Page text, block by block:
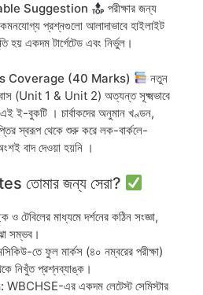
Suggestion
পরীক্ষার জন্য
প্রশ্নগুলো আলাদাভাবে হাইলাইট
হয় একদম টার্গেটেড এবং নির্ভুল।
Coverage (40 Marks)
নতুন
(Unit 1 & Unit 2) অত্যন্ত সূক্ষ্মভাবে
ই-বুকটি । চার্বাকদের অনুমান খণ্ডন,
স্বরূপ থেকে শুরু করে লক-বার্কলে-
বাদ দেওয়া হয়নি ।
তোমার জন্য সেরা?
ও টেবিলের মাধ্যমে দর্শনের কঠিন সংজ্ঞা,
সম্ভব।
তে ফুল মার্কস (৪০ নম্বরের পরীক্ষা)
নিখুঁত প্রশ্নব্যাঙ্ক।
WBCHSE-এর একদম লেটেস্ট সেমিস্টার